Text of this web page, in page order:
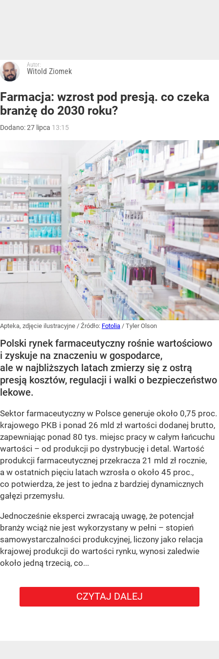
Autor:
Witold Ziomek
Farmacja: wzrost pod presją. co czeka
branżę do 2030 roku?
Dodano:27 lipca 13:15
Apteka, zdjęcie ilustracyjne / Źródło: Fotolia / Tyler Olson
Polski rynek farmaceutyczny rośnie wartościowo
i zyskuje na znaczeniu w gospodarce,
ale w najbliższych latach zmierzy się z ostrą
presją kosztów, regulacji i walki o bezpieczeństwo
lekowe.
Sektor farmaceutyczny w Polsce generuje około 0,75 proc.
krajowego PKB i ponad 26 mld zł wartości dodanej brutto,
zapewniając ponad 80 tys. miejsc pracy w całym łańcuchu
wartości – od produkcji po dystrybucję i detal. Wartość
produkcji farmaceutycznej przekracza 21 mld zł rocznie,
a w ostatnich pięciu latach wzrosła o około 45 proc.,
co potwierdza, że jest to jedna z bardziej dynamicznych
gałęzi przemysłu.
Jednocześnie eksperci zwracają uwagę, że potencjał
branży wciąż nie jest wykorzystany w pełni – stopień
samowystarczalności produkcyjnej, liczony jako relacja
krajowej produkcji do wartości rynku, wynosi zaledwie
około jedną trzecią, co...
CZYTAJ DALEJ